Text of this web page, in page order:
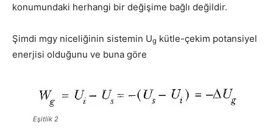
konumundaki herhangi bir değişime bağlı değildir.
Şimdi mgy niceliğinin sistemin Ug kütle-çekim potansiyel
enerjisi olduğunu ve buna göre
Eşitlik 2